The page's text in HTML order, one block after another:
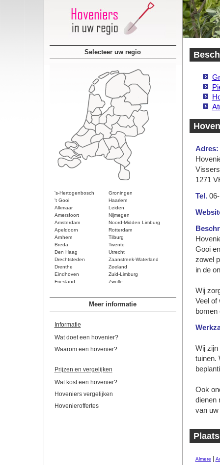
Selecteer uw regio
's-Hertogenbosch
Groningen
't Gooi
Haarlem
Alkmaar
Leiden
Amersfoort
Nijmegen
Amsterdam
Noord-Midden Limburg
Apeldoorn
Rotterdam
Arnhem
Tilburg
Breda
Twente
Den Haag
Utrecht
Drechtsteden
Zaanstreek-Waterland
Drenthe
Zeeland
Eindhoven
Zuid-Limburg
Friesland
Zwolle
Meer informatie
Informatie
Wat doet een hovenier?
Waarom een hovenier?
Prijzen en vergelijken
Wat kost een hovenier?
Hoveniers vergelijken
Hovenieroffertes
Adres:
1271
Tel.06-
Gooi
zowel
in de
Wij
Veel of
bomen
Wij zijn
tuinen.
Ook
dienen
van uw
Almere